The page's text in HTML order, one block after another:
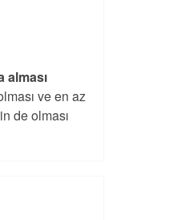
alması
ve en az
de olması